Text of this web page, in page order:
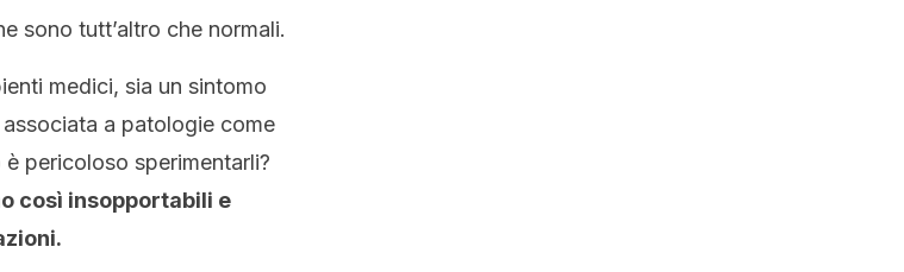
sono tutt’altro che normali.
medici, sia un sintomo
a patologie come
pericoloso sperimentarli?
così insopportabili e